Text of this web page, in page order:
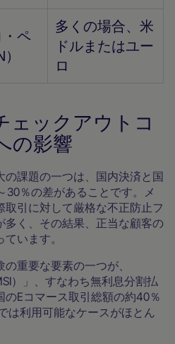
・ペ
多くの場合、米
ドルまたはユー
ロ
ェックアウトコ
の影響
の課題の一つは、国内決済と国
30％の差があることです。メ
引に対して厳格な不正防止フ
多く、その結果、正当な顧客の
います。
重要な要素の一つが、
）」、すなわち無利息分割払
Eコマース取引総額の約40％
は利用可能なケースがほとん